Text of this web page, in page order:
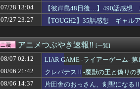
【画像】漫画家・桂正和の描いた最新パ0ツ
【ウマ娘】新人女性声優さん、いきなり水着
【悲報】京アニの新作アニメ、普通につまら
【超朗報】Amazonで「GANTZ」が全巻100円
【トリダモノ氏オリジナルキャラクター】
【画像】女の子「ねー、ドライヤーかけて？
【画像】パンツが見れる最新アニメ
【画像】韓国人「日本人の間で『女が破滅的
【朗報】水瀬いのりちゃん、やはりDの一族
07/28 13:04
【彼岸島48日後…】490話感想
07/27 23:27
【TOUGH2】35話感想 ギャル
アニメつぶやき速報‼︎ [一覧]
08/07 02:12
LIAR GAME -ライアーゲーム-
08/06 21:42
クレバテスⅡ-魔獣の王と偽りの
08/06 14:37
片田舎のおっさん、剣聖になる